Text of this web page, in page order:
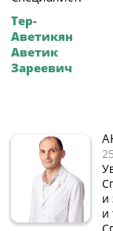
Тер-
Аветикян
Аветик
Зареевич
и
и